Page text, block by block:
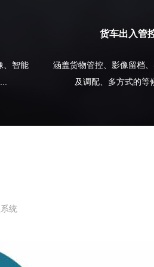
、智能
货车出入管
涵盖货物管控、影像留档
及调配、多方式的等
统